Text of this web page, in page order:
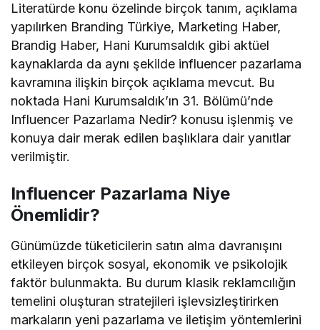
Literatürde konu özelinde birçok tanım, açıklama
yapılırken Branding Türkiye, Marketing Haber,
Brandig Haber, Hani Kurumsaldık gibi aktüel
kaynaklarda da aynı şekilde influencer pazarlama
kavramına ilişkin birçok açıklama mevcut. Bu
noktada Hani Kurumsaldık’ın 31. Bölümü’nde
Influencer Pazarlama Nedir? konusu işlenmiş ve
konuya dair merak edilen başlıklara dair yanıtlar
verilmiştir.
Influencer Pazarlama Niye
Önemlidir?
Günümüzde tüketicilerin satın alma davranışını
etkileyen birçok sosyal, ekonomik ve psikolojik
faktör bulunmakta. Bu durum klasik reklamcılığın
temelini oluşturan stratejileri işlevsizleştirirken
markaların yeni pazarlama ve iletişim yöntemlerini